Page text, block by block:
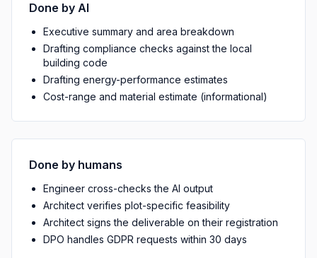
Done by AI
Executive summary and area breakdown
Drafting compliance checks against the local
building code
Drafting energy-performance estimates
Cost-range and material estimate (informational)
Done by humans
Engineer cross-checks the AI output
Architect verifies plot-specific feasibility
Architect signs the deliverable on their registration
DPO handles GDPR requests within 30 days